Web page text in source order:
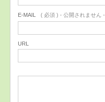
E-MAIL ( 必須 ) - 公開されません -
URL